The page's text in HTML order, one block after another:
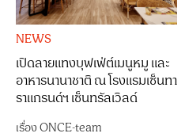
NEWS
เปิดลายแทงบุฟเฟ่ต์เมนูหมู และ
อาหารนานาชาติ ณ โรงแรมเซ็นทา
ราแกรนด์ฯ เซ็นทรัลเวิลด์
เรื่องONCE-team